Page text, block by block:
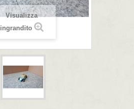
Visualizza
ingrandito